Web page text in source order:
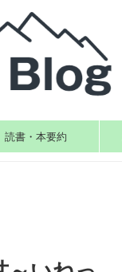
読書・本要約